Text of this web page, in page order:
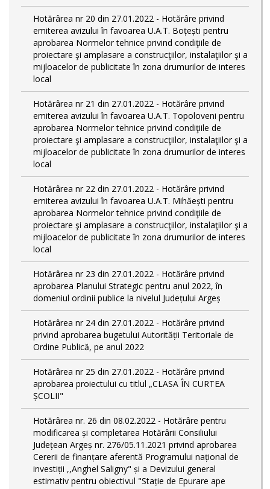
Hotărârea nr 20 din 27.01.2022 - Hotărâre privind
emiterea avizului în favoarea U.A.T. Boțești pentru
aprobarea Normelor tehnice privind condiţiile de
proiectare şi amplasare a construcţiilor, instalaţiilor şi a
mijloacelor de publicitate în zona drumurilor de interes
local
Hotărârea nr 21 din 27.01.2022 - Hotărâre privind
emiterea avizului în favoarea U.A.T. Topoloveni pentru
aprobarea Normelor tehnice privind condiţiile de
proiectare şi amplasare a construcţiilor, instalaţiilor şi a
mijloacelor de publicitate în zona drumurilor de interes
local
Hotărârea nr 22 din 27.01.2022 - Hotărâre privind
emiterea avizului în favoarea U.A.T. Mihăești pentru
aprobarea Normelor tehnice privind condiţiile de
proiectare şi amplasare a construcţiilor, instalaţiilor şi a
mijloacelor de publicitate în zona drumurilor de interes
local
Hotărârea nr 23 din 27.01.2022 - Hotărâre privind
aprobarea Planului Strategic pentru anul 2022, în
domeniul ordinii publice la nivelul Județului Argeș
Hotărârea nr 24 din 27.01.2022 - Hotărâre privind
privind aprobarea bugetului Autorității Teritoriale de
Ordine Publică, pe anul 2022
Hotărârea nr 25 din 27.01.2022 - Hotărâre privind
aprobarea proiectului cu titlul „CLASA ÎN CURTEA
ȘCOLII"
Hotărârea nr. 26 din 08.02.2022 - Hotărâre pentru
modificarea și completarea Hotărârii Consiliului
Județean Argeș nr. 276/05.11.2021 privind aprobarea
Cererii de finanțare aferentă Programului național de
investiții ,,Anghel Saligny" și a Devizului general
estimativ pentru obiectivul "Stație de Epurare ape